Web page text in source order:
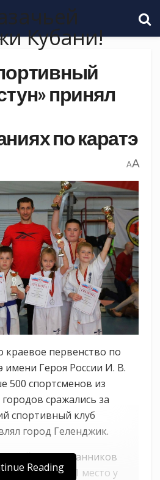
принял
по каратэ
AA
первенство по
имени Героя России И. В.
500 спортсменов из
сражались за
спортивный клуб
город Геленджик.
6 воспитанников
места: 1 место у
Reading